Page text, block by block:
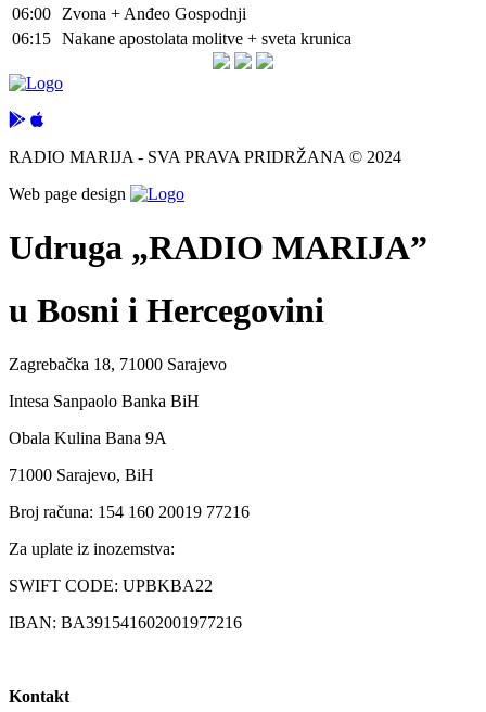
06:00
Zvona + Anđeo Gospodnji
06:15 Nakane apostolata molitve + sveta krunica
RADIO MARIJA - SVA PRAVA PRIDRŽANA © 2024
Web page design
Udruga „RADIO MARIJA”
u Bosni i Hercegovini
Zagrebačka 18, 71000 Sarajevo
Intesa Sanpaolo Banka BiH
Obala Kulina Bana 9A
71000 Sarajevo, BiH
Broj računa: 154 160 20019 77216
Za uplate iz inozemstva:
SWIFT CODE: UPBKBA22
IBAN: BA391541602001977216
Kontakt